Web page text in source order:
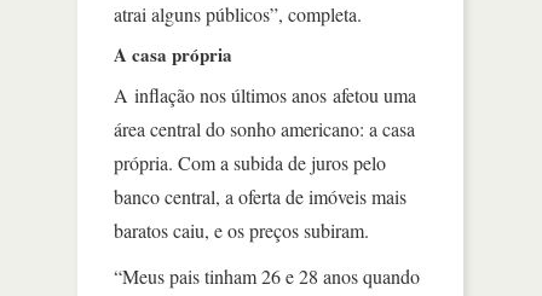
atrai alguns públicos”, completa.
A casa própria
A inflação nos últimos anos afetou uma
área central do sonho americano: a casa
própria. Com a subida de juros pelo
banco central, a oferta de imóveis mais
baratos caiu, e os preços subiram.
“Meus pais tinham 26 e 28 anos quando